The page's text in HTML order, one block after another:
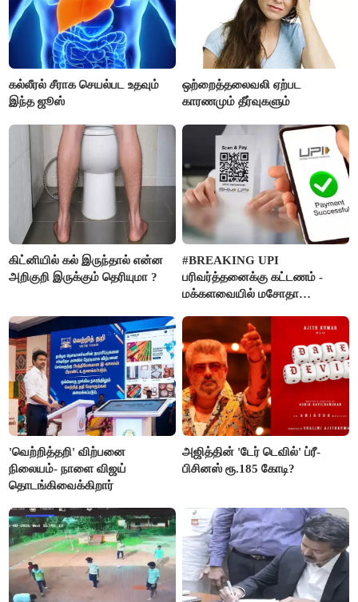
கல்லீரல் சீராக செயல்பட உதவும்
இந்த ஜூஸ்
ஒற்றைத்தலைவலி ஏற்பட
காரணமும் தீர்வுகளும்
கிட்னியில் கல் இருந்தால் என்ன
அறிகுறி இருக்கும் தெரியுமா ?
#BREAKING UPI
பரிவர்த்தனைக்கு கட்டணம் -
மக்களவையில் மசோதா
'வெற்றித்தறி' விற்பனை
நிலையம்- நாளை விஜய்
தொடங்கிவைக்கிறார்
அஜித்தின் 'டேர் டெவில்' ப்ரீ-
பிசினஸ் ரூ.185 கோடி?